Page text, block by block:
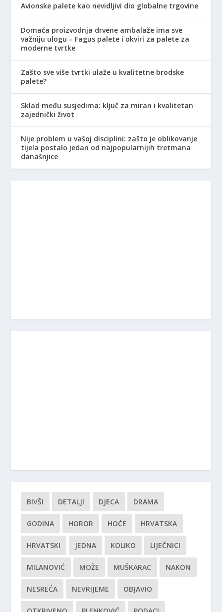
Avionske palete kao nevidljivi dio globalne trgovine
Domaća proizvodnja drvene ambalaže ima sve
važniju ulogu – Fagus palete i okviri za palete za
moderne tvrtke
Zašto sve više tvrtki ulaže u kvalitetne brodske
palete?
Sklad među susjedima: ključ za miran i kvalitetan
zajednički život
Nije problem u vašoj disciplini: zašto je oblikovanje
tijela postalo jedan od najpopularnijih tretmana
današnjice
BIVŠI DETALJI DJECA DRAMA
GODINA HOROR HOĆE HRVATSKA
HRVATSKI JEDNA KOLIKO LIJEČNICI
MILANOVIĆ MOŽE MUŠKARAC NAKON
NESREĆA NEVRIJEME OBJAVIO